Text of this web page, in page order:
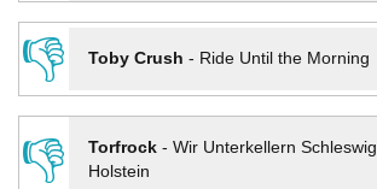
👎
Toby Crush - Ride Until the Morning
👎
Torfrock- Wir Unterkellern Schleswig
Holstein